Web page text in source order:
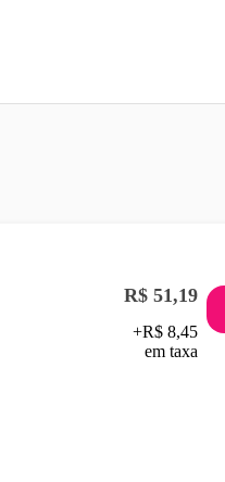
R$ 51,19
+R$ 8,45
em taxa